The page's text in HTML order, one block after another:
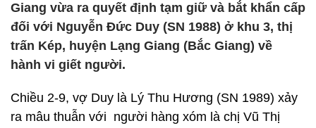
Giang vừa ra quyết định tạm giữ và bắt khẩn cấp
đối với Nguyễn Đức Duy (SN 1988) ở khu 3, thị
trấn Kép, huyện Lạng Giang (Bắc Giang) về
hành vi giết người.
Chiều 2-9, vợ Duy là Lý Thu Hương (SN 1989) xảy
ra mâu thuẫn với người hàng xóm là chị Vũ Thị